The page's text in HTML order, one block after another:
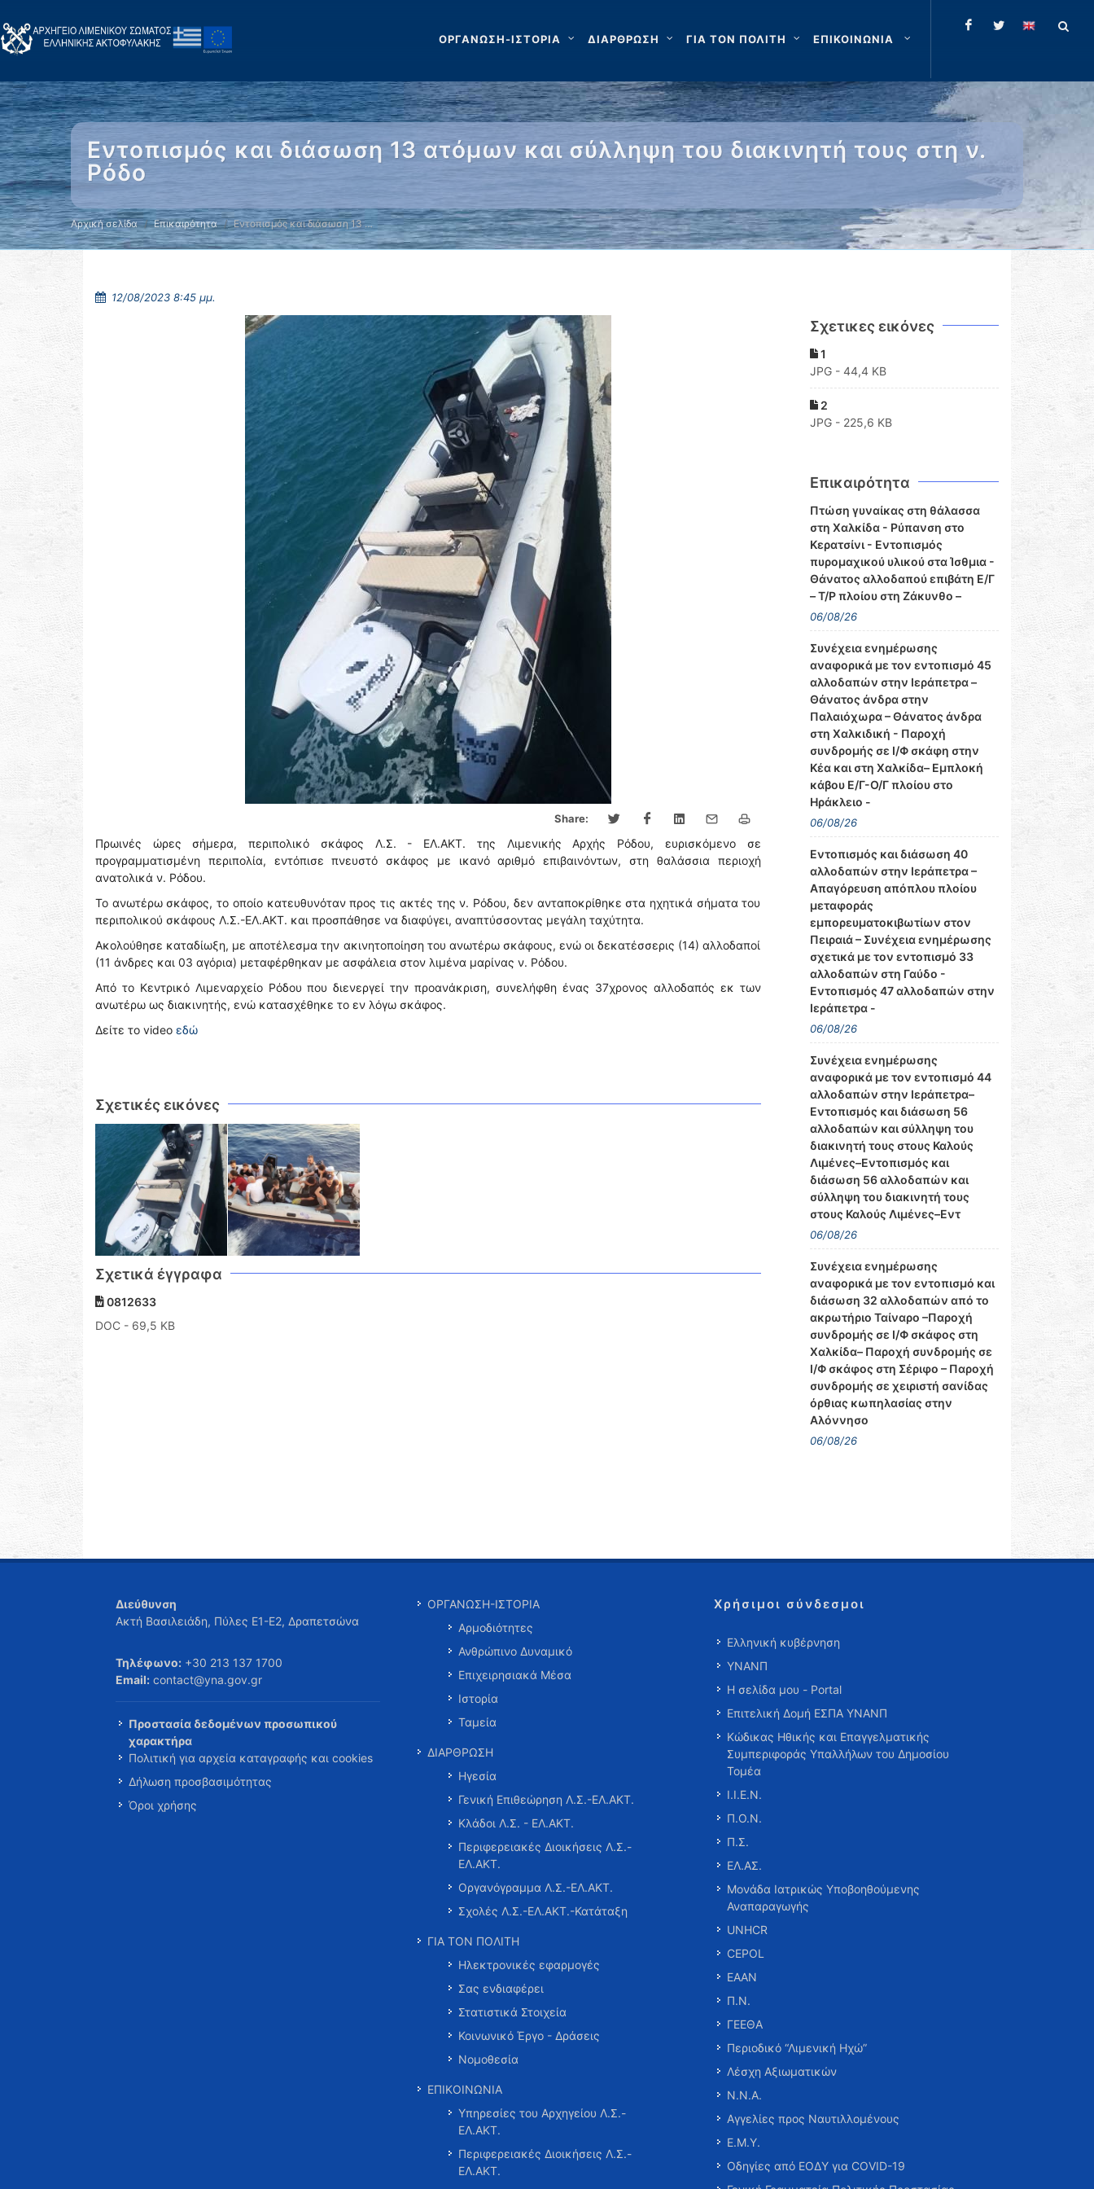
ΟΡΓΑΝΩΣΗ-ΙΣΤΟΡΙΑ ΔΙΑΡΘΡΩΣΗ ΓΙΑ ΤΟΝ ΠΟΛΙΤΗ ΕΠΙΚΟΙΝΩΝΙΑ
Εντοπισμός και διάσωση 13 ατόμων και σύλληψη του διακινητή τους στη ν.
Ρόδο
Αρχική σελίδα Επικαιρότητα Εντοπισμός και διάσωση 13 …
12/08/2023 8:45 μμ.
Share:
Πρωινές ώρες σήμερα, περιπολικό σκάφος Λ.Σ. - ΕΛ.ΑΚΤ. της Λιμενικής Αρχής Ρόδου, ευρισκόμενο σε
προγραμματισμένη περιπολία, εντόπισε πνευστό σκάφος με ικανό αριθμό επιβαινόντων, στη θαλάσσια περιοχή
ανατολικά ν. Ρόδου.
Το ανωτέρω σκάφος, το οποίο κατευθυνόταν προς τις ακτές της ν. Ρόδου, δεν ανταποκρίθηκε στα ηχητικά σήματα του
περιπολικού σκάφους Λ.Σ.-ΕΛ.ΑΚΤ. και προσπάθησε να διαφύγει, αναπτύσσοντας μεγάλη ταχύτητα.
Ακολούθησε καταδίωξη, με αποτέλεσμα την ακινητοποίηση του ανωτέρω σκάφους, ενώ οι δεκατέσσερις (14) αλλοδαποί
(11 άνδρες και 03 αγόρια) μεταφέρθηκαν με ασφάλεια στον λιμένα μαρίνας ν. Ρόδου.
Από το Κεντρικό Λιμεναρχείο Ρόδου που διενεργεί την προανάκριση, συνελήφθη ένας 37χρονος αλλοδαπός εκ των
ανωτέρω ως διακινητής, ενώ κατασχέθηκε το εν λόγω σκάφος.
Δείτε το video εδώ
Σχετικές εικόνες
Σχετικά έγγραφα
0812633
DOC - 69,5 KB
Σχετικες εικόνες
1
JPG - 44,4 KB
2
JPG - 225,6 KB
Επικαιρότητα
Πτώση γυναίκας στη θάλασσα
στη Χαλκίδα - Ρύπανση στο
Κερατσίνι - Εντοπισμός
πυρομαχικού υλικού στα Ίσθμια -
Θάνατος αλλοδαπού επιβάτη Ε/Γ
– Τ/Ρ πλοίου στη Ζάκυνθο –
06/08/26
Συνέχεια ενημέρωσης
αναφορικά με τον εντοπισμό 45
αλλοδαπών στην Ιεράπετρα –
Θάνατος άνδρα στην
Παλαιόχωρα – Θάνατος άνδρα
στη Χαλκιδική - Παροχή
συνδρομής σε Ι/Φ σκάφη στην
Κέα και στη Χαλκίδα– Εμπλοκή
κάβου Ε/Γ-Ο/Γ πλοίου στο
Ηράκλειο -
06/08/26
Εντοπισμός και διάσωση 40
αλλοδαπών στην Ιεράπετρα –
Απαγόρευση απόπλου πλοίου
μεταφοράς
εμπορευματοκιβωτίων στον
Πειραιά – Συνέχεια ενημέρωσης
σχετικά με τον εντοπισμό 33
αλλοδαπών στη Γαύδο -
Εντοπισμός 47 αλλοδαπών στην
Ιεράπετρα -
06/08/26
Συνέχεια ενημέρωσης
αναφορικά με τον εντοπισμό 44
αλλοδαπών στην Ιεράπετρα–
Εντοπισμός και διάσωση 56
αλλοδαπών και σύλληψη του
διακινητή τους στους Καλούς
Λιμένες–Εντοπισμός και
διάσωση 56 αλλοδαπών και
σύλληψη του διακινητή τους
στους Καλούς Λιμένες–Εντ
06/08/26
Συνέχεια ενημέρωσης
αναφορικά με τον εντοπισμό και
διάσωση 32 αλλοδαπών από το
ακρωτήριο Ταίναρο –Παροχή
συνδρομής σε Ι/Φ σκάφος στη
Χαλκίδα– Παροχή συνδρομής σε
Ι/Φ σκάφος στη Σέριφο – Παροχή
συνδρομής σε χειριστή σανίδας
όρθιας κωπηλασίας στην
Αλόννησο
06/08/26
Διεύθυνση
Ακτή Βασιλειάδη, Πύλες Ε1-Ε2, Δραπετσώνα
Τηλέφωνο: +30 213 137 1700
Email: contact@yna.gov.gr
Προστασία δεδομένων προσωπικού
χαρακτήρα
Πολιτική για αρχεία καταγραφής και cookies
Δήλωση προσβασιμότητας
Όροι χρήσης
ΟΡΓΑΝΩΣΗ-ΙΣΤΟΡΙΑ
Αρμοδιότητες
Ανθρώπινο Δυναμικό
Επιχειρησιακά Μέσα
Ιστορία
Ταμεία
ΔΙΑΡΘΡΩΣΗ
Ηγεσία
Γενική Επιθεώρηση Λ.Σ.-ΕΛ.ΑΚΤ.
Κλάδοι Λ.Σ. - ΕΛ.ΑΚΤ.
Περιφερειακές Διοικήσεις Λ.Σ.-
ΕΛ.ΑΚΤ.
Οργανόγραμμα Λ.Σ.-ΕΛ.ΑΚΤ.
Σχολές Λ.Σ.-ΕΛ.ΑΚΤ.-Κατάταξη
ΓΙΑ ΤΟΝ ΠΟΛΙΤΗ
Ηλεκτρονικές εφαρμογές
Σας ενδιαφέρει
Στατιστικά Στοιχεία
Κοινωνικό Έργο - Δράσεις
Νομοθεσία
ΕΠΙΚΟΙΝΩΝΙΑ
Υπηρεσίες του Αρχηγείου Λ.Σ.-
ΕΛ.ΑΚΤ.
Περιφερειακές Διοικήσεις Λ.Σ.-
ΕΛ.ΑΚΤ.
Χρήσιμοι σύνδεσμοι
Ελληνική κυβέρνηση
ΥΝΑΝΠ
Η σελίδα μου - Portal
Επιτελική Δομή ΕΣΠΑ ΥΝΑΝΠ
Κώδικας Ηθικής και Επαγγελματικής
Συμπεριφοράς Υπαλλήλων του Δημοσίου
Τομέα
Ι.Ι.Ε.Ν.
Π.Ο.Ν.
Π.Σ.
ΕΛ.ΑΣ.
Μονάδα Ιατρικώς Υποβοηθούμενης
Αναπαραγωγής
UNHCR
CEPOL
ΕΑΑΝ
Π.Ν.
ΓΕΕΘΑ
Περιοδικό “Λιμενική Ηχώ”
Λέσχη Αξιωματικών
Ν.Ν.Α.
Αγγελίες προς Ναυτιλλομένους
Ε.Μ.Υ.
Οδηγίες από ΕΟΔΥ για COVID-19